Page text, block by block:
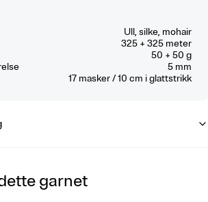
Ull, silke, mohair
325 + 325 meter
50 + 50 g
5 mm
17 masker / 10 cm i glattstrikk
garnet